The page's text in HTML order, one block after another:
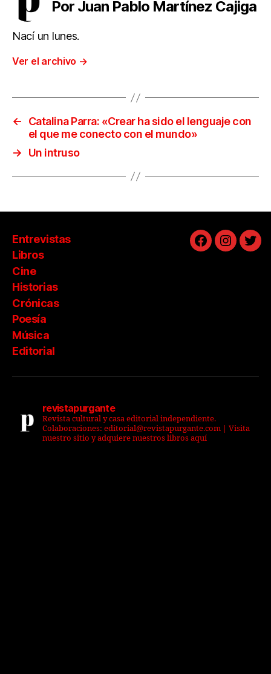
Por Juan Pablo Martínez Cajiga
Nací un lunes.
Ver el archivo →
←
Catalina Parra: «Crear ha sido el lenguaje con
el que me conecto con el mundo»
→
Un intruso
Entrevistas
Libros
Cine
Historias
Crónicas
Poesía
Música
Editorial
Facebook
revistapurgante
Revista cultural y casa editorial independiente.
Colaboraciones: editorial@revistapurgante.com | Visita
nuestro sitio y adquiere nuestros libros aquí